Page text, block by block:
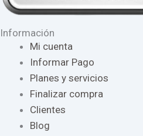
Información
Mi cuenta
Informar Pago
Planes y servicios
Finalizar compra
Clientes
Blog